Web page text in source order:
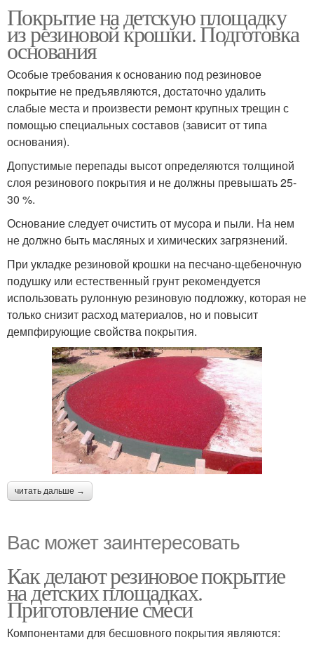
Покрытие на детскую площадку
из резиновой крошки. Подготовка
основания
Особые требования к основанию под резиновое
покрытие не предъявляются, достаточно удалить
слабые места и произвести ремонт крупных трещин с
помощью специальных составов (зависит от типа
основания).
Допустимые перепады высот определяются толщиной
слоя резинового покрытия и не должны превышать 25-
30 %.
Основание следует очистить от мусора и пыли. На нем
не должно быть масляных и химических загрязнений.
При укладке резиновой крошки на песчано-щебеночную
подушку или естественный грунт рекомендуется
использовать рулонную резиновую подложку, которая не
только снизит расход материалов, но и повысит
демпфирующие свойства покрытия.
читать дальше →
Вас может заинтересовать
Как делают резиновое покрытие
на детских площадках.
Приготовление смеси
Компонентами для бесшовного покрытия являются: